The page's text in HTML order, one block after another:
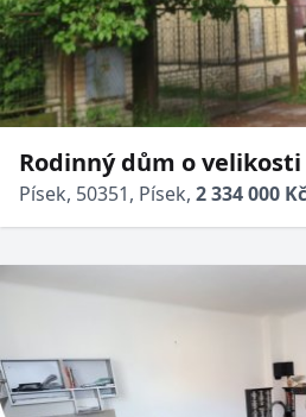
Rodinný dům o velikosti
Písek, 50351, Písek, 2 334 000 Kč